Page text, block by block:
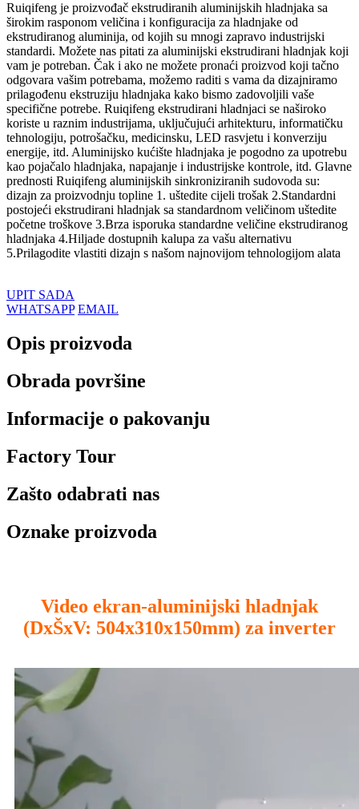
Ruiqifeng je proizvođač ekstrudiranih aluminijskih hladnjaka sa
širokim rasponom veličina i konfiguracija za hladnjake od
ekstrudiranog aluminija, od kojih su mnogi zapravo industrijski
standardi. Možete nas pitati za aluminijski ekstrudirani hladnjak koji
vam je potreban. Čak i ako ne možete pronaći proizvod koji tačno
odgovara vašim potrebama, možemo raditi s vama da dizajniramo
prilagođenu ekstruziju hladnjaka kako bismo zadovoljili vaše
specifične potrebe. Ruiqifeng ekstrudirani hladnjaci se naširoko
koriste u raznim industrijama, uključujući arhitekturu, informatičku
tehnologiju, potrošačku, medicinsku, LED rasvjetu i konverziju
energije, itd. Aluminijsko kućište hladnjaka je pogodno za upotrebu
kao pojačalo hladnjaka, napajanje i industrijske kontrole, itd. Glavne
prednosti Ruiqifeng aluminijskih sinkroniziranih sudovoda su:
dizajn za proizvodnju topline 1. uštedite cijeli trošak 2.Standardni
postojeći ekstrudirani hladnjak sa standardnom veličinom uštedite
početne troškove 3.Brza isporuka standardne veličine ekstrudiranog
hladnjaka 4.Hiljade dostupnih kalupa za vašu alternativu
5.Prilagodite vlastiti dizajn s našom najnovijom tehnologijom alata
UPIT SADA
WHATSAPP EMAIL
Opis proizvoda
Obrada površine
Informacije o pakovanju
Factory Tour
Zašto odabrati nas
Oznake proizvoda
Video ekran-aluminijski hladnjak
(DxŠxV: 504x310x150mm) za inverter